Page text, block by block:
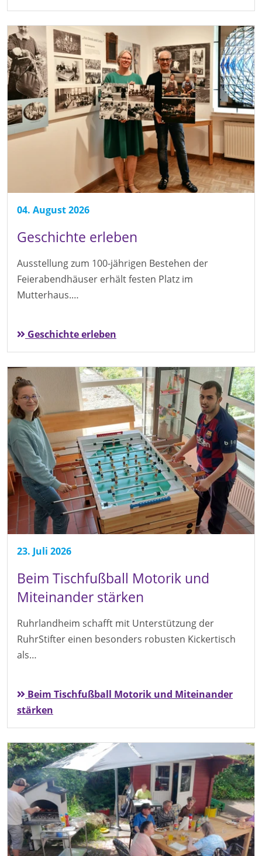
04. August 2026
Geschichte erleben
Ausstellung zum 100-jährigen Bestehen der
Feierabendhäuser erhält festen Platz im
Mutterhaus.…
Geschichte erleben
23. Juli 2026
Beim Tischfußball Motorik und
Miteinander stärken
Ruhrlandheim schafft mit Unterstützung der
RuhrStifter einen besonders robusten Kickertisch
als…
Beim Tischfußball Motorik und Miteinander
stärken